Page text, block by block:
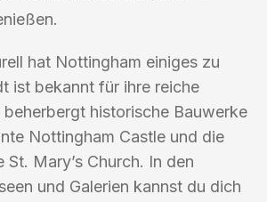
hat Nottingham einiges zu
ist bekannt für ihre reiche
beherbergt historische Bauwerke
Nottingham Castle und die
St. Mary’s Church. In den
und Galerien kannst du dich